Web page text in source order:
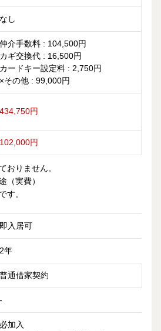
なし
仲介手数料 : 104,500円
カギ交換代 : 16,500円
カードキー設定料 : 2,750円
×その他 : 99,000円
434,750円
102,000円
おりません。
（実費）
す。
即入居可
2年
普通借家契約
-
必加入